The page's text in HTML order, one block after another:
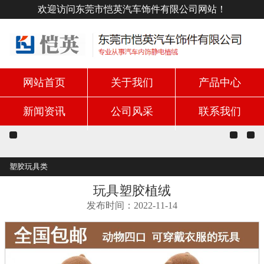
欢迎访问东莞市恺英汽车饰件有限公司网站！
网站首页 关于我们 产品中心
新闻资讯 公司风采 联系我们
塑胶玩具类
玩具塑胶植绒
发布时间：2022-11-14